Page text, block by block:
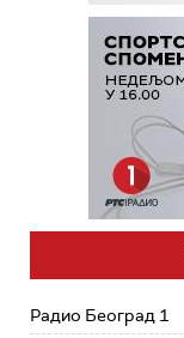
Радио Београд 1